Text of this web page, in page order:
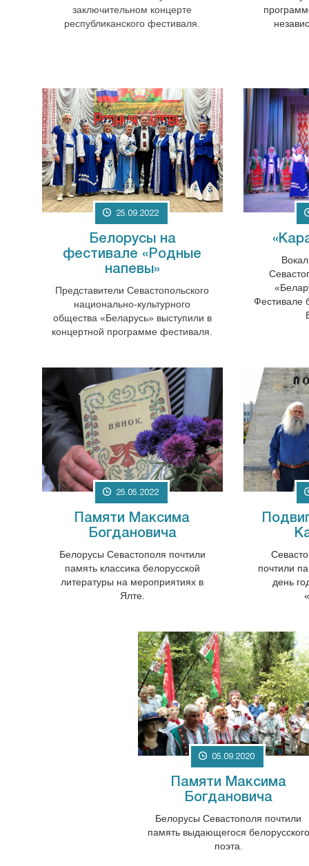
заключительном концерте
республиканского фестиваля.
25.09.2022
Белорусы на
фестивале «Родные
напевы»
Представители Севастопольского
национально-культурного
общества «Беларусь» выступили в
концертной программе фестиваля.
Фестивале
25.05.2022
Памяти Максима
Богдановича
Белорусы Севастополя почтили
память классика белорусской
литературы на мероприятиях в
Ялте.
почтили
день
05.09.2020
Памяти Максима
Богдановича
Белорусы Севастополя почтили
память выдающегося белорусского
поэта.